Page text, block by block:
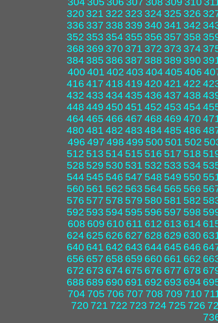
320 321 322 323 324 325 326
336 337 338 339 340 341 342
352 353 354 355 356 357 358
368 369 370 371 372 373 374
384 385 386 387 388 389 390
400 401 402 403 404 405 406
416 417 418 419 420 421 422
432 433 434 435 436 437 438
448 449 450 451 452 453 454
464 465 466 467 468 469 470
480 481 482 483 484 485 486
496 497 498 499 500 501 502
512 513 514 515 516 517 518
528 529 530 531 532 533 534
544 545 546 547 548 549 550
560 561 562 563 564 565 566
576 577 578 579 580 581 582
592 593 594 595 596 597 598
608 609 610 611 612 613 614
624 625 626 627 628 629 630
640 641 642 643 644 645 646
656 657 658 659 660 661 662
672 673 674 675 676 677 678
688 689 690 691 692 693 694
704 705 706 707 708 709 710
720 721 722 723 724 725 726